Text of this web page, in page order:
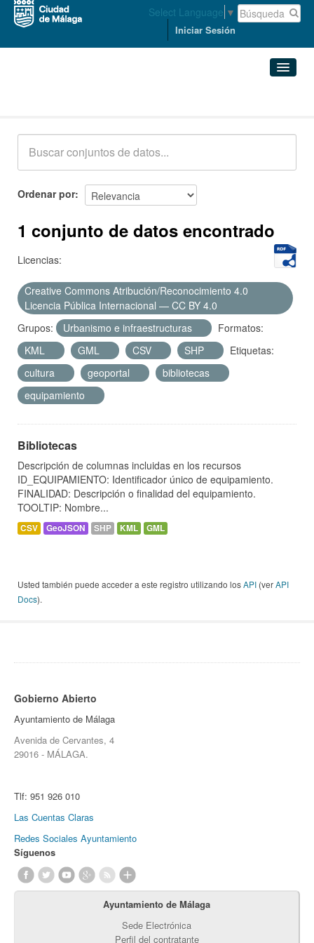
Select Language ▼
Iniciar Sesión
Acerca de
Ordenar por
1 conjunto de datos encontrado
Licencias:
Creative Commons Atribución/Reconocimiento 4.0
Licencia Pública Internacional — CC BY 4.0
Grupos:
Urbanismo e infraestructuras
Formatos:
KML
GML CSV SHP
Etiquetas:
cultura
geoportal
bibliotecas
equipamiento
Bibliotecas
Descripción de columnas incluidas en los recursos
ID_EQUIPAMIENTO: Identificador único de equipamiento.
FINALIDAD: Descripción o finalidad del equipamiento.
TOOLTIP: Nombre...
CSV GeoJSON SHP KML GML
Usted también puede acceder a este registro utilizando losAPI (verAPI
Docs).
Gobierno Abierto
Ayuntamiento de Málaga
Avenida de Cervantes, 4
29016 - MÁLAGA.
Tlf: 951 926 010
Las Cuentas Claras
Redes Sociales Ayuntamiento
Síguenos
Ayuntamiento de Málaga
Sede Electrónica
Perfil del contratante